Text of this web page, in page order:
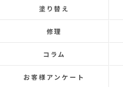
never completely fixed.
Even after repairs, the dripping
elsewhere, making rainy days
This time, I was determined to
and repaired, so I searched
finally found Izawa Sangyo.
From the initial estimate, it was
塗り替え
修理
コラム
お客様アンケート